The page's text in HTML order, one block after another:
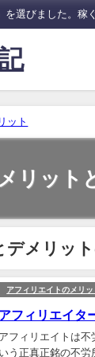
選びました。稼
ット
リット
メリッ
アフィリエイトのメリッ
アフィリエイタ
アフィリエイトは不
いう正真正銘の不